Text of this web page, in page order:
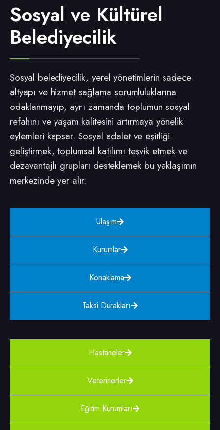
Sosyal ve Kültürel
Belediyecilik
Sosyal belediyecilik, yerel yönetimlerin sadece
altyapı ve hizmet sağlama sorumluluklarına
odaklanmayıp, aynı zamanda toplumun sosyal
refahını ve yaşam kalitesini artırmaya yönelik
eylemleri kapsar. Sosyal adalet ve eşitliği
geliştirmek, toplumsal katılımı teşvik etmek ve
dezavantajlı grupları desteklemek bu yaklaşımın
merkezinde yer alır.
Ulaşım
Kurumlar
Konaklama
Taksi Durakları
Hastaneler
Veterinerler
Eğitim Kurumları